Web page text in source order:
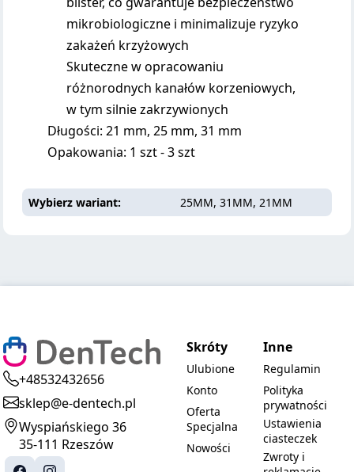
mikrobiologiczne i minimalizuje ryzyko
zakażeń krzyżowych
Skuteczne w opracowaniu
różnorodnych kanałów korzeniowych,
w tym silnie zakrzywionych
Długości: 21 mm, 25 mm, 31 mm
Opakowania: 1 szt - 3 szt
Wybierz wariant 25MM, 31MM, 21MM
+48532432656
sklep@e-dentech.pl
Wyspiańskiego 36
35-111 Rzeszów
Skróty
Ulubione
Konto
Oferta
Specjalna
Nowości
Inne
Regulamin
Polityka
prywatności
Ustawienia
ciasteczek
Zwroty i